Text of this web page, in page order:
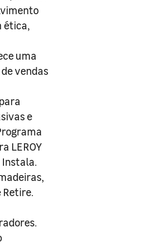
ética,
uma
vendas
e
LEROY
Instala.
Retire.